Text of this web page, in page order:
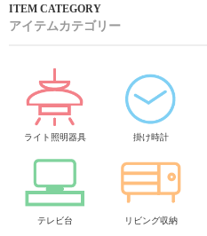
アイテムカテゴリー
ライト照明器具 掛け時計
テレビ台 リビング収納